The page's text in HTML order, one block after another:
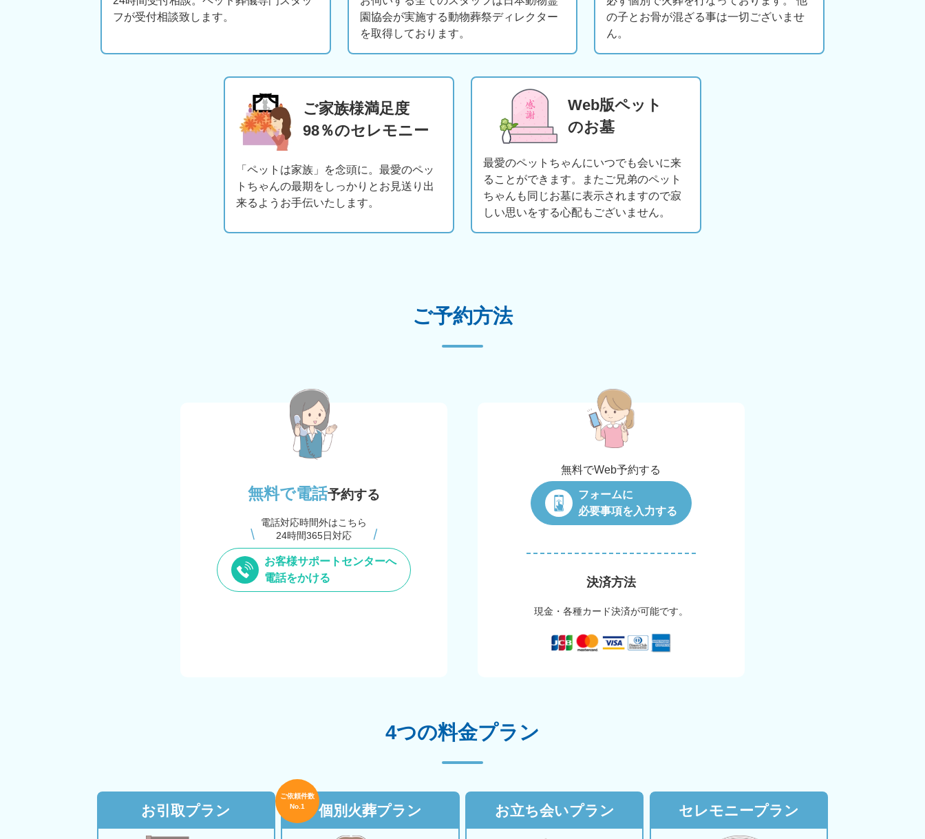
フが受付相談致します。
園協会が実施する動物葬祭ディレクター
を取得しております。
の子とお骨が混ざる事は一切ございませ
ん。
ご家族様満足度
98％のセレモニー
「ペットは家族」を念頭に。最愛のペッ
トちゃんの最期をしっかりとお見送り出
来るようお手伝いたします。
Web版ペット
のお墓
最愛のペットちゃんにいつでも会いに来
ることができます。またご兄弟のペット
ちゃんも同じお墓に表示されますので寂
しい思いをする心配もございません。
ご予約方法
無料で電話予約する
電話対応時間外はこちら
24時間365日対応
お客様サポートセンターへ
電話をかける
無料でWeb予約する
フォームに
必要事項を入力する
決済方法
現金・各種カード決済が可能です。
4つの料金プラン
お引取プラン 個別火葬プラン
ご依頼件数
No.1
お立ち会いプラン セレモニープラン